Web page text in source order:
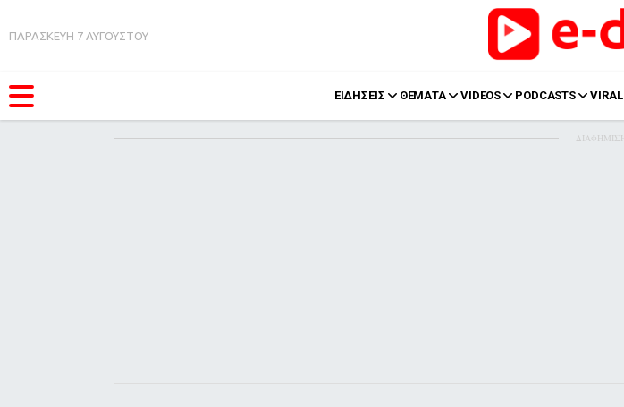
ΠΑΡΑΣΚΕΥΗ 7 ΑΥΓΟΥΣΤΟΥ
ΕΙΔΗΣΕΙΣ ΘΕΜΑΤΑ VIDEOS PODCASTS VIRAL